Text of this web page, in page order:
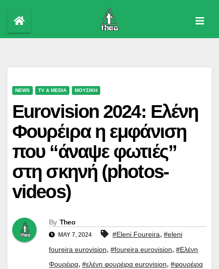
content
NEWS TV & MEDIA ΜΟΥΣΙΚΗ
Eurovision 2024: Ελένη
Φουρέιρα η εμφάνιση
που “άναψε φωτιές”
στη σκηνή (photos-
videos)
By Theo
MAY 7, 2024 #Eleni Foureira, #eleni
foureira eurovision, #foureira eurovision, #Ελένη
Φουρέιρα, #ελένη φουρέιρα eurovision, #φουρέιρα